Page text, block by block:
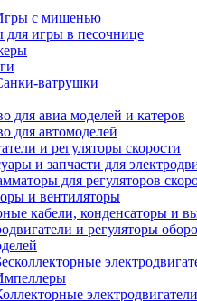
с мишенью
для игры в песочнице
ватрушки
для авиа моделей и катеров
для автомоделей
и регуляторы скорости
и запчасти для
для регуляторов
и вентиляторы
кабели, конденсаторы и
и регуляторы
электродвигатели